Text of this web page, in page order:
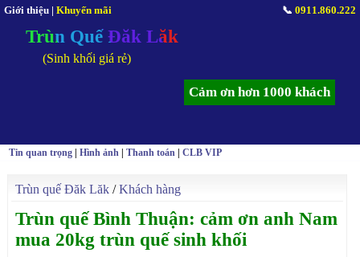
Giới thiệu | Khuyến mãi 📞 0911.860.222
Trùn Quế Đăk Lăk
(Sinh khối giá rẻ)
Cảm ơn hơn 1000 khách
Tin quan trọng |Hình ảnh |Thanh toán |CLB VIP
Trùn quế Đăk Lăk /Khách hàng
Trùn quế Bình Thuận: cảm ơn anh Nam
mua 20kg trùn quế sinh khối